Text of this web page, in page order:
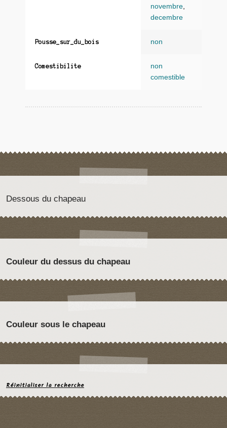
novembre,
decembre
Pousse_sur_du_bois non
Comestibilite
non
comestible
Dessous du chapeau
Couleur du dessus du chapeau
Couleur sous le chapeau
Réinitialiser la recherche